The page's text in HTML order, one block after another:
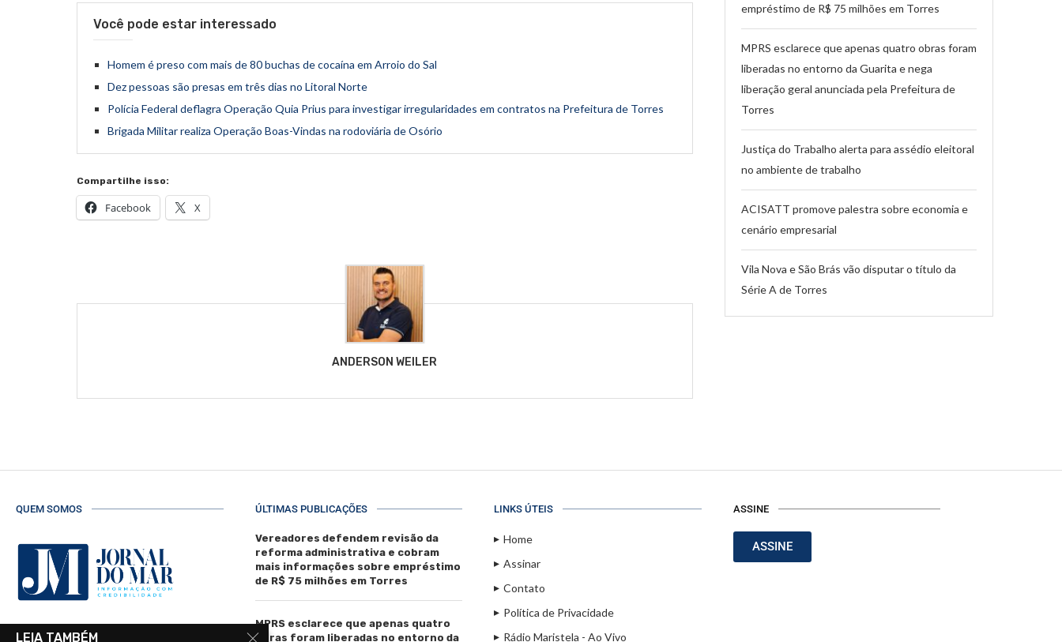
Você pode estar interessado
Homem é preso com mais de 80 buchas de cocaína em Arroio do Sal
Dez pessoas são presas em três dias no Litoral Norte
Polícia Federal deflagra Operação Quia Prius para investigar irregularidades em contratos na Prefeitura de Torres
Brigada Militar realiza Operação Boas-Vindas na rodoviária de Osório
Compartilhe isso:
Facebook X
ANDERSON WEILER
empréstimo de R$ 75 milhões em Torres
MPRS esclarece que apenas quatro obras foram
liberadas no entorno da Guarita e nega
liberação geral anunciada pela Prefeitura de
Torres
Justiça do Trabalho alerta para assédio eleitoral
no ambiente de trabalho
ACISATT promove palestra sobre economia e
cenário empresarial
Vila Nova e São Brás vão disputar o título da
Série A de Torres
QUEM SOMOS
R. Manoel de Matos Pereira, 40 -
ÚLTIMAS PUBLICAÇÕES
Vereadores defendem revisão da
reforma administrativa e cobram
mais informações sobre empréstimo
de R$ 75 milhões em Torres
MPRS esclarece que apenas quatro
obras foram liberadas no entorno da
LINKS ÚTEIS
Home
Assinar
Contato
Política de Privacidade
Rádio Maristela - Ao Vivo
ASSINE
ASSINE
LEIA TAMBÉM